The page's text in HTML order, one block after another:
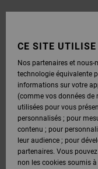
CE SITE UTILISE
Nos partenaires et
technologie équivalente
informations sur votre
(comme vos données de
utilisées pour vous
personnalisés ; pour
contenu ; pour
leur audience ; pour
partenaires. Vous
non les cookies soumis